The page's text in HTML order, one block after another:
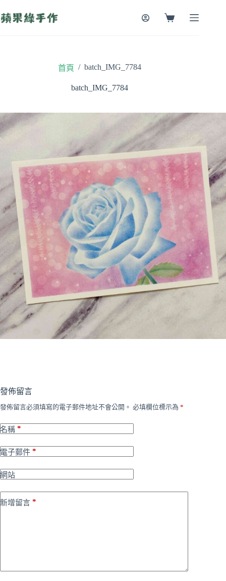
至
購
首頁 / batch_IMG_7784
batch_IMG_7784
發佈留言
發佈留言必須填寫的電子郵件地址不會公開。 必填欄位標示為 *
名稱 *
電子郵件 *
網站
新增留言 *